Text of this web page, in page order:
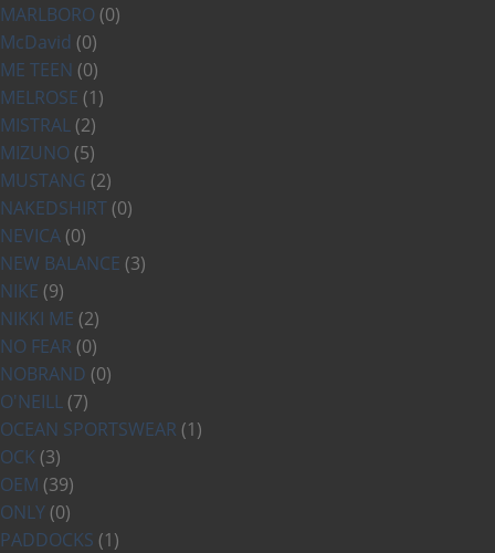
MARLBORO (0)
McDavid (0)
ME TEEN (0)
MELROSE (1)
MISTRAL (2)
MIZUNO (5)
MUSTANG (2)
NAKEDSHIRT (0)
NEVICA (0)
NEW BALANCE (3)
NIKE (9)
NIKKI ME (2)
NO FEAR (0)
NOBRAND (0)
O'NEILL (7)
OCEAN SPORTSWEAR (1)
OCK (3)
OEM (39)
ONLY (0)
PADDOCKS (1)